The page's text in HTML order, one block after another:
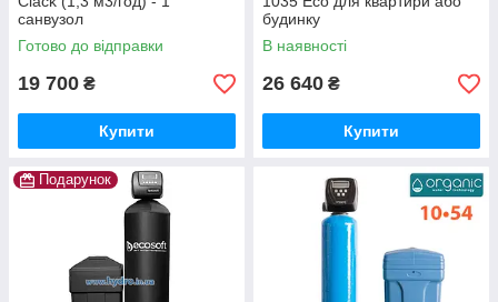
санвузол
Готово до відправки
19 700 ₴
Купити
будинку
В наявності
26 640 ₴
Купити
Подарунок